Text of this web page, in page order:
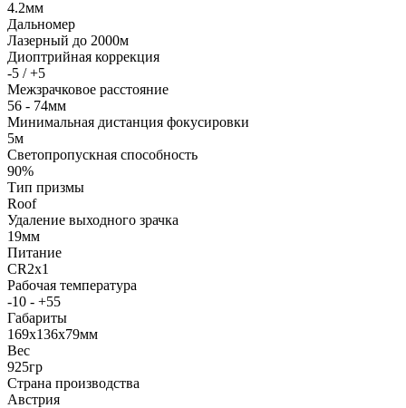
4.2мм
Дальномер
Лазерный до 2000м
Диоптрийная коррекция
-5 / +5
Межзрачковое расстояние
56 - 74мм
Минимальная дистанция фокусировки
5м
Светопропускная способность
90%
Тип призмы
Roof
Удаление выходного зрачка
19мм
Питание
CR2x1
Рабочая температура
-10 - +55
Габариты
169x136x79мм
Вес
925гр
Страна производства
Австрия